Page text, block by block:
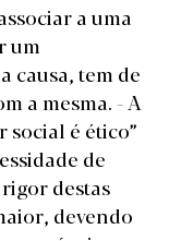
a uma
um
causa, tem de
a mesma. - A
social é ético”
de
destas
devendo